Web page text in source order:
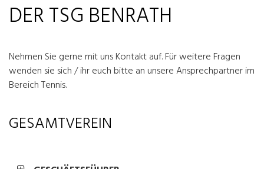
DER TSG BENRATH
Nehmen Sie gerne mit uns Kontakt auf. Für weitere Fragen
wenden sie sich / ihr euch bitte an unsere Ansprechpartner im
Bereich Tennis.
GESAMTVEREIN